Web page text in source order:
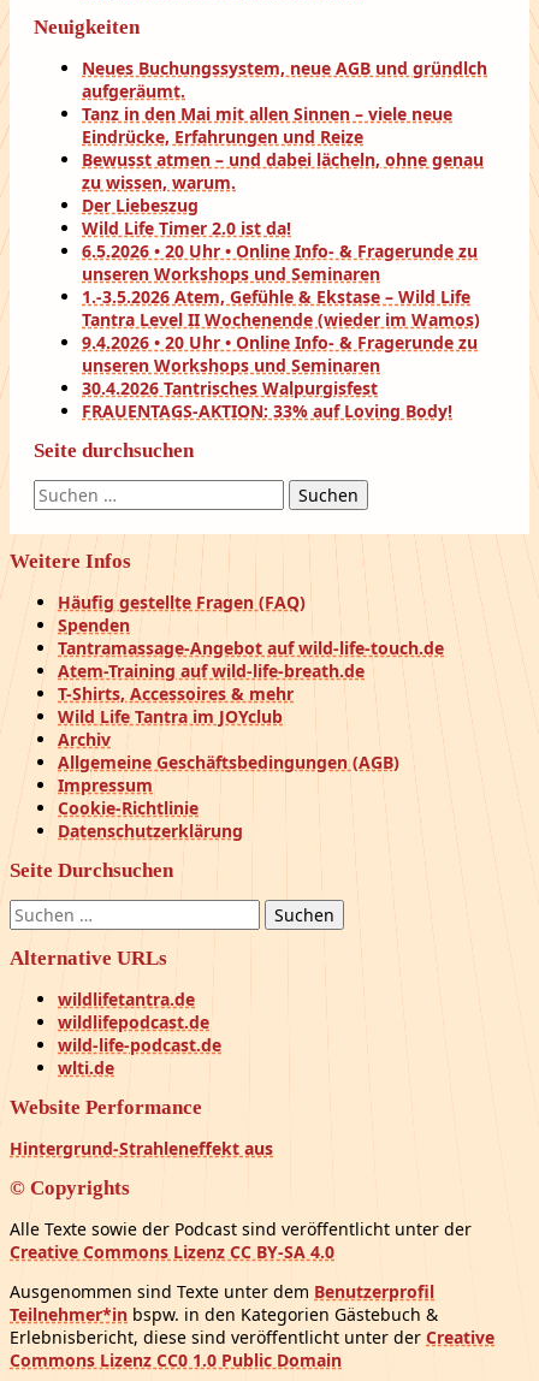
Neuigkeiten
Neues Buchungssystem, neue AGB und gründlch
aufgeräumt.
Tanz in den Mai mit allen Sinnen – viele neue
Eindrücke, Erfahrungen und Reize
Bewusst atmen – und dabei lächeln, ohne genau
zu wissen, warum.
Der Liebeszug
Wild Life Timer 2.0 ist da!
6.5.2026 • 20 Uhr • Online Info- & Fragerunde zu
unseren Workshops und Seminaren
1.-3.5.2026 Atem, Gefühle & Ekstase – Wild Life
Tantra Level II Wochenende (wieder im Wamos)
9.4.2026 • 20 Uhr • Online Info- & Fragerunde zu
unseren Workshops und Seminaren
30.4.2026 Tantrisches Walpurgisfest
FRAUENTAGS-AKTION: 33% auf Loving Body!
Seite durchsuchen
Suchen
nach:
Weitere Infos
Häufig gestellte Fragen (FAQ)
Spenden
Tantramassage-Angebot auf wild-life-touch.de
Atem-Training auf wild-life-breath.de
T-Shirts, Accessoires & mehr
Wild Life Tantra im JOYclub
Archiv
Allgemeine Geschäftsbedingungen (AGB)
Impressum
Cookie-Richtlinie
Datenschutzerklärung
Seite Durchsuchen
Suchen
nach:
Alternative URLs
wildlifetantra.de
wildlifepodcast.de
wild-life-podcast.de
wlti.de
Website Performance
Hintergrund-Strahleneffekt aus
© Copyrights
Alle Texte sowie der Podcast sind veröffentlicht unter der
Creative Commons Lizenz CC BY-SA 4.0
Ausgenommen sind Texte unter dem Benutzerprofil
Teilnehmer*in bspw. in den Kategorien Gästebuch &
Erlebnisbericht, diese sind veröffentlicht unter der Creative
Commons Lizenz CC0 1.0 Public Domain